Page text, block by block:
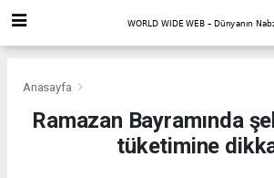
Anasayfa
Ramazan Bayramında
tüketimine